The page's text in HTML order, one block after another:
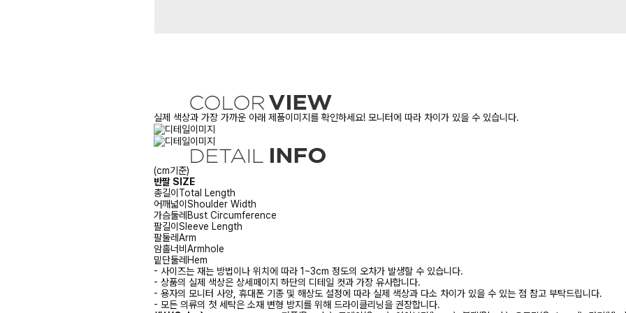
실제 색상과 가장 가까운 아래 제품이미지를 확인하세요! 모니터에 따라 차이가 있을 수 있습니다.
(cm기준)
반팔 SIZE
총길이 Total Length
어깨넓이 Shoulder Width
가슴둘레 Bust Circumference
팔길이 Sleeve Length
팔둘레Arm
암홀너비 Armhole
밑단둘레 Hem
- 사이즈는 재는 방법이나 위치에 따라 1~3cm 정도의 오차가 발생할 수 있습니다.
- 상품의 실제 색상은 상세페이지 하단의 디테일 컷과 가장 유사합니다.
- 용자의 모니터 사양, 휴대폰 기종 및 해상도 설정에 따라 실제 색상과 다소 차이가 있을 수 있는 점 참고 부탁드립니다.
- 모든 의류의 첫 세탁은 소재 변형 방지를 위해 드라이클리닝을 권장합니다.